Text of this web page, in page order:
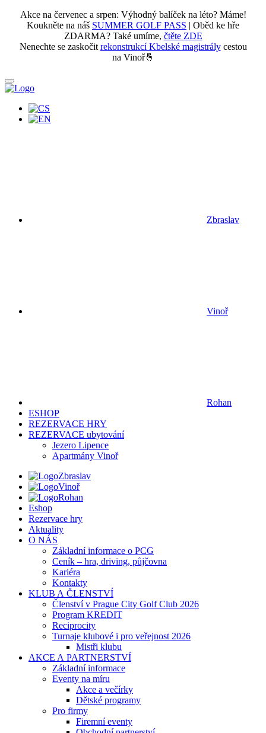
Akce na červenec a srpen: Výhodný balíček na léto? Máme!
Koukněte na náš SUMMER GOLF PASS | Oběd ke hře
ZDARMA? Také umíme, čtěte ZDE
Nenechte se zaskočit rekonstrukcí Kbelské magistrálycestou
na Vinoř🤞
Zbraslav
Vinoř
Rohan
ESHOP
REZERVACE HRY
REZERVACE ubytování
Jezero Lipence
Apartmány Vinoř
Zbraslav
Vinoř
Rohan
Eshop
Rezervace hry
Aktuality
O NÁS
Základní informace o PCG
Ceník – hra, driving, půjčovna
Kariéra
Kontakty
KLUB A ČLENSTVÍ
Členství v Prague City Golf Club 2026
Program KREDIT
Reciprocity
Turnaje klubové i pro veřejnost 2026
Mistři klubu
AKCE A PARTNERSTVÍ
Základní informace
Eventy na míru
Akce a večírky
Dětské programy
Pro firmy
Firemní eventy